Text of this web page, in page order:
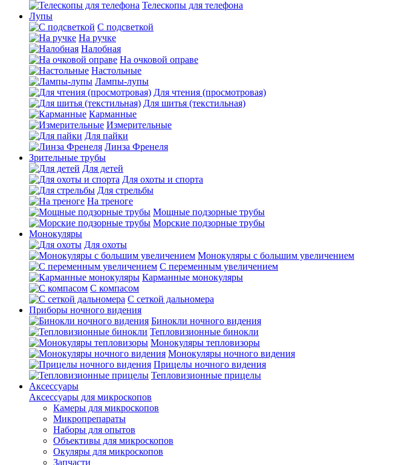
Телескопы для телефона
Лупы
С подсветкой
На ручке
Налобная
На очковой оправе
Настольные
Лампы-лупы
Для чтения (просмотровая)
Для шитья (текстильная)
Карманные
Измерительные
Для пайки
Линза Френеля
Зрительные трубы
Для детей
Для охоты и спорта
Для стрельбы
На треноге
Мощные подзорные трубы
Морские подзорные трубы
Монокуляры
Для охоты
Монокуляры с большим увеличением
С переменным увеличением
Карманные монокуляры
С компасом
С сеткой дальномера
Приборы ночного видения
Бинокли ночного видения
Тепловизионные бинокли
Монокуляры тепловизоры
Монокуляры ночного видения
Прицелы ночного видения
Тепловизионные прицелы
Аксессуары
Аксессуары для микроскопов
Камеры для микроскопов
Микропрепараты
Наборы для опытов
Объективы для микроскопов
Окуляры для микроскопов
Запчасти